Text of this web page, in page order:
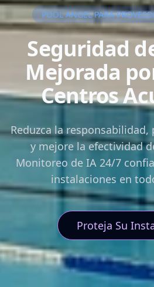
POOL ANGEL PARA
Seguridad
Mejorada
Centros
Reduzca la
y mejore la efectividad
Monitoreo de IA 24/7
instalaciones en
Proteja Su